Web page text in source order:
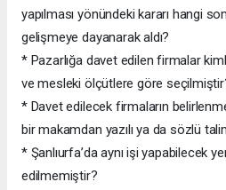
yapılması yönündeki kararı hangi
gelişmeye dayanarak aldı?
* Pazarlığa davet edilen firmalar
ve mesleki ölçütlere göre
* Davet edilecek firmaların
bir makamdan yazılı ya da sözlü
* Şanlıurfa’da aynı işi yapabilecek
edilmemiştir?